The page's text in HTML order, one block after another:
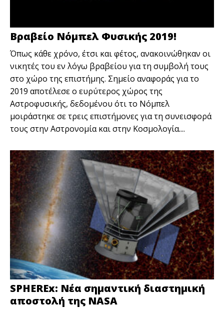
Βραβείο Νόμπελ Φυσικής 2019!
Όπως κάθε χρόνο, έτσι και φέτος, ανακοινώθηκαν οι
νικητές του εν λόγω βραβείου για τη συμβολή τους
στο χώρο της επιστήμης. Σημείο αναφοράς για το
2019 αποτέλεσε ο ευρύτερος χώρος της
Αστροφυσικής, δεδομένου ότι το Νόμπελ
μοιράστηκε σε τρεις επιστήμονες για τη συνεισφορά
τους στην Αστρονομία και στην Κοσμολογία....
SPHEREx: Νέα σημαντική διαστημική
αποστολή της NASA